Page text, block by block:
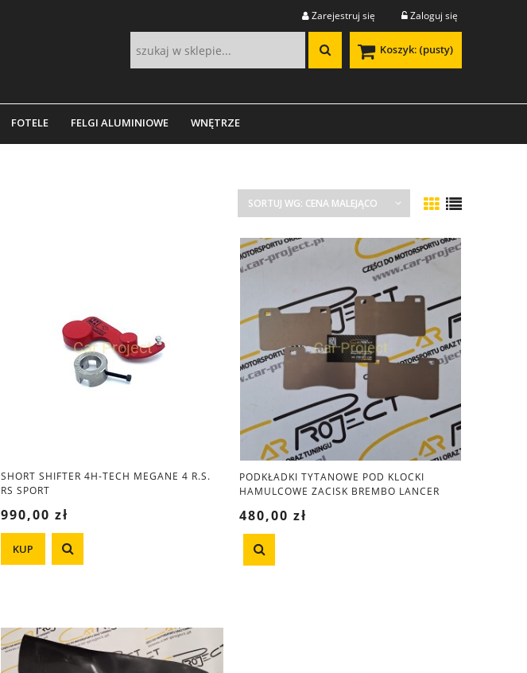
Zarejestruj się Zaloguj się
Koszyk: (pusty)
FOTELE FELGI ALUMINIOWE WNĘTRZE
SORTUJ WG: CENA MALEJĄCO
SHORT SHIFTER 4H-TECH MEGANE 4 R.S.
RS SPORT
990,00 zł
KUP
PODKŁADKI TYTANOWE POD KLOCKI
HAMULCOWE ZACISK BREMBO LANCER
480,00 zł